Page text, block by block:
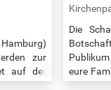
zur
auf der
- 17:30
Die
eure
Reise